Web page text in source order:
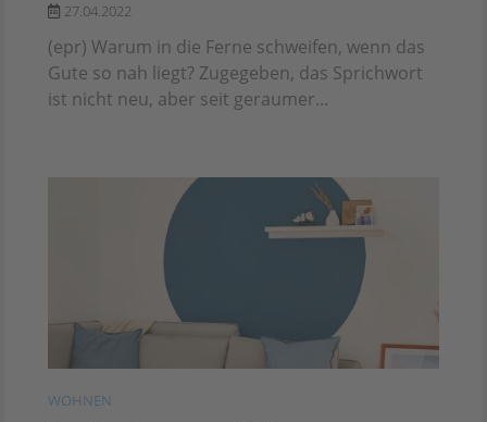
27.04.2022
(epr) Warum in die Ferne schweifen, wenn das
Gute so nah liegt? Zugegeben, das Sprichwort
ist nicht neu, aber seit geraumer...
WOHNEN